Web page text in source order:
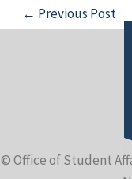
Post
navigation
← Previous Post
© Office of Student